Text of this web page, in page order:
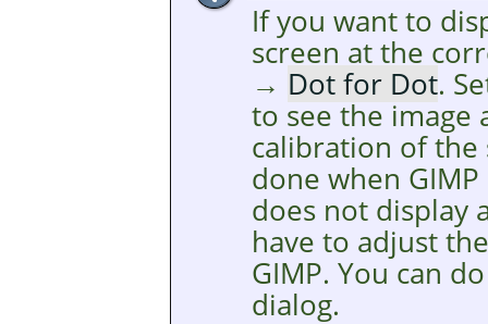
If you want to
screen at the
→ Dot for Dot.
to see the image
calibration of the
done when GIMP
does not display
have to adjust
GIMP. You can
dialog.